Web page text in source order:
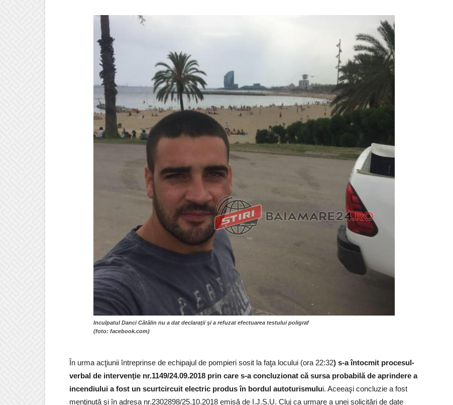
Inculpatul Danci Cătălin nu a dat declaraţii şi a refuzat efectuarea testului poligraf
(foto: facebook.com)
În urma acţiunii întreprinse de echipajul de pompieri sosit la faţa locului (ora 22:32) s-a întocmit procesul-
verbal de intervenţie nr.1149/24.09.2018 prin care s-a concluzionat că sursa probabilă de aprindere a
incendiului a fost un scurtcircuit electric produs în bordul autoturismului. Aceeaşi concluzie a fost
menţinută şi în adresa nr.2302898/25.10.2018 emisă de I.J.S.U. Cluj ca urmare a unei solicitări de date